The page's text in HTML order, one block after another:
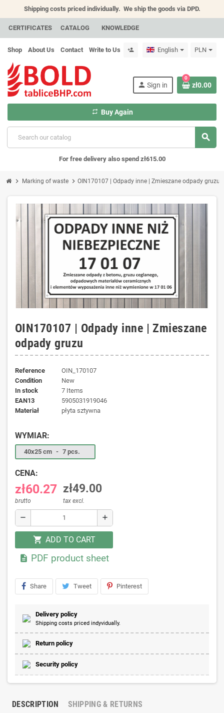
Shipping costs priced individually. We ship the goods via DPD.
CERTIFICATES CATALOG KNOWLEDGE
Shop About Us Contact Write to Us person_add English PLN
search
person Sign in
repeat Buy Again
0
zł0.00
For free delivery also spend zł615.00
chevron_right Marking of waste chevron_right OIN170107 | Odpady inne | Zmieszane odpady gruzu
OIN170107 | Odpady inne | Zmieszane
odpady gruzu
Reference
OIN_170107
Condition
New
In stock
7 Items
EAN13
5905031919046
materiał
płyta sztywna
WYMIAR:
40x25 cm - 7 pcs.
CENA:
zł60.27
brutto
zł49.00
tax excl.
remove add
shopping_cart ADD TO CART
 PDF product sheet
Share Tweet Pinterest
Delivery policy
Shipping costs priced indyvidually.
Return policy
Security policy
DESCRIPTION SHIPPING & RETURNS